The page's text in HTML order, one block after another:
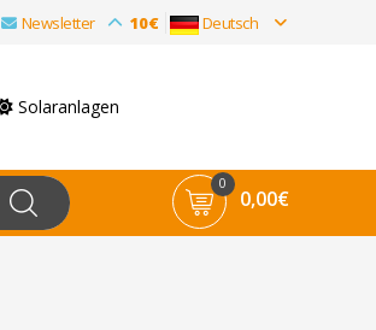
Newsletter 10€ Deutsch
Solaranlagen
0
0,00€